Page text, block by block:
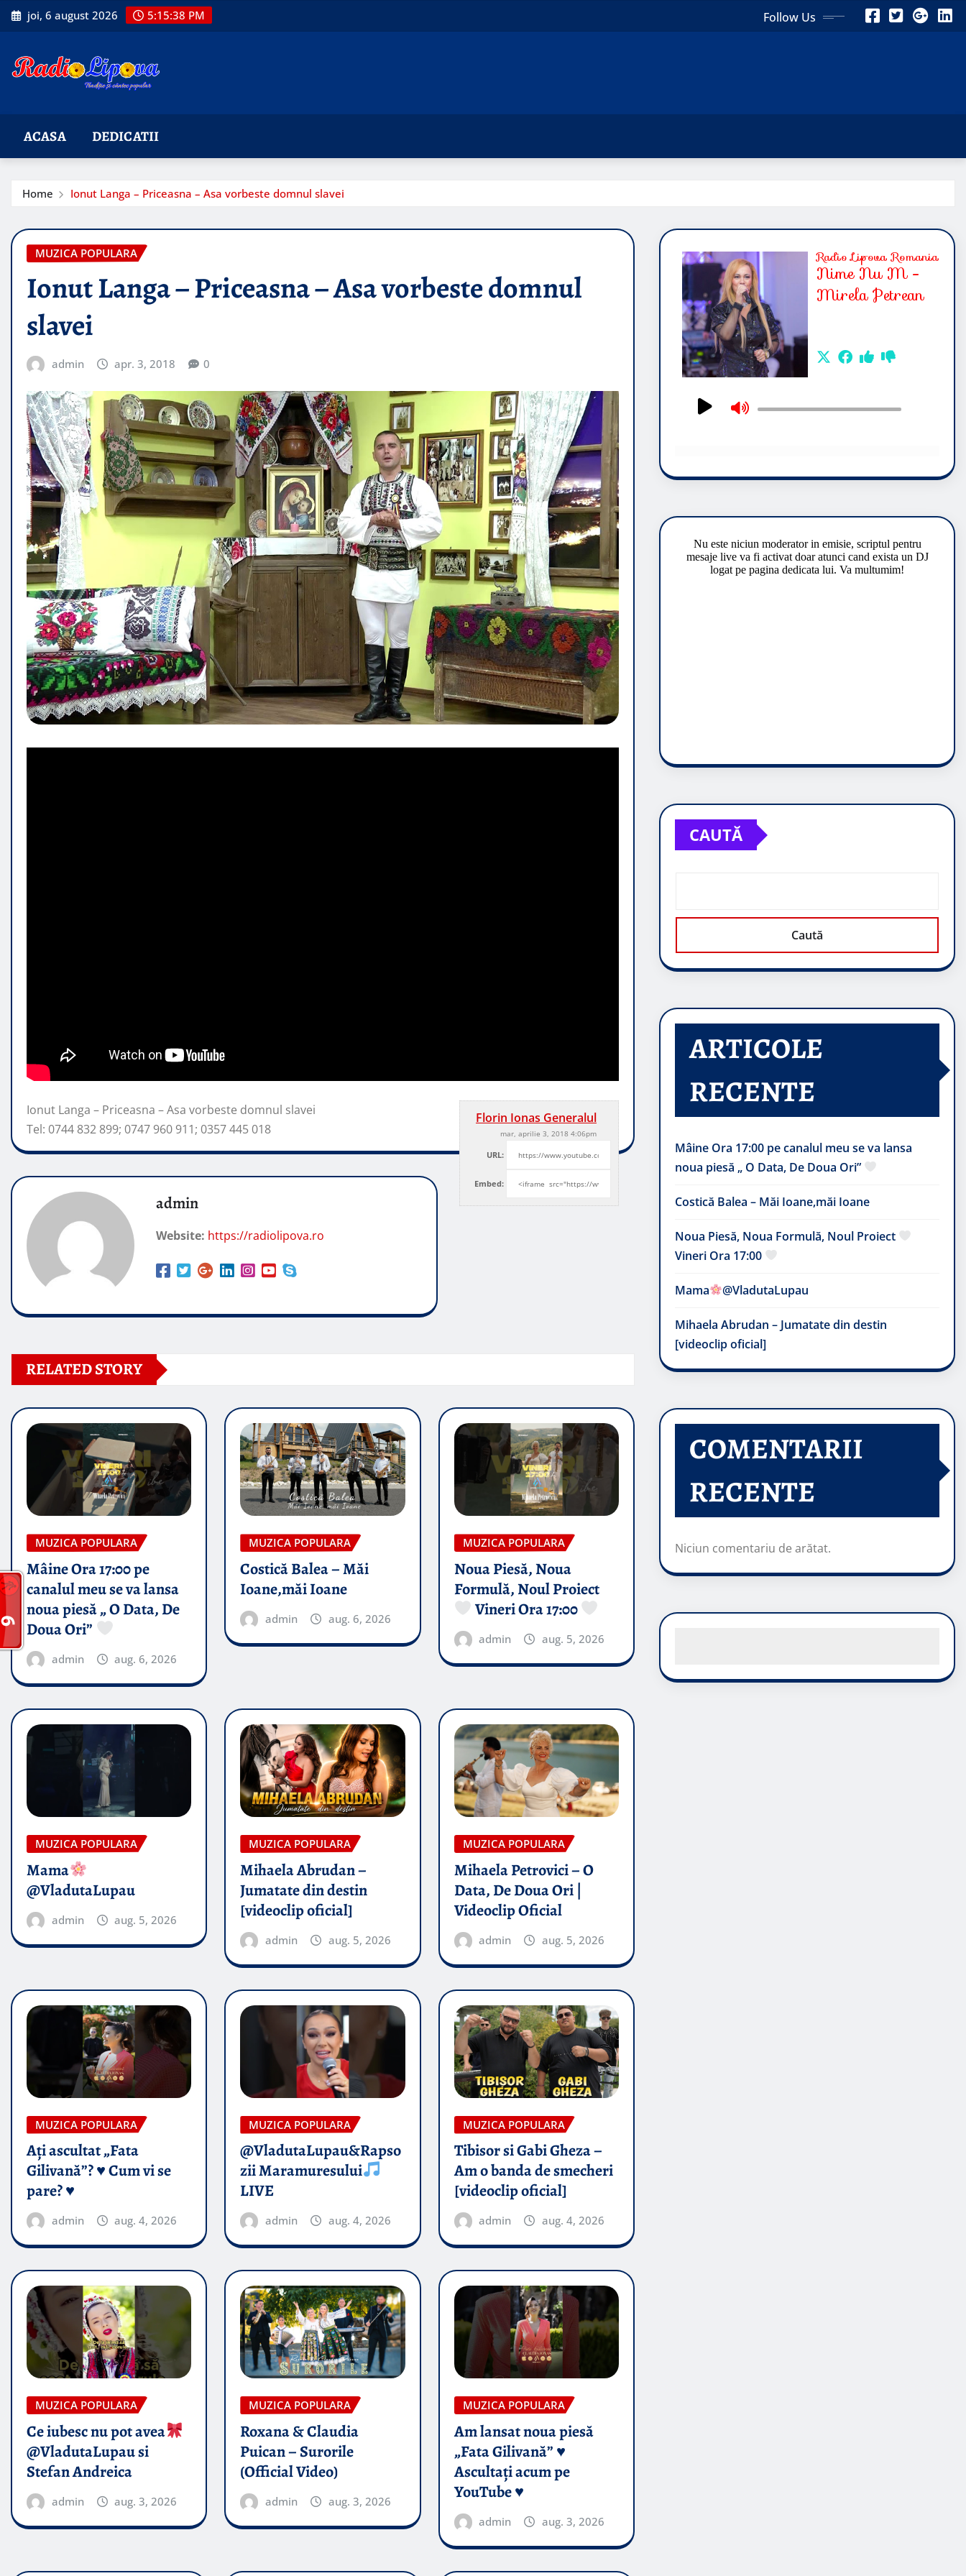
Skip
to
joi, 6 august 2026 5:15:39 PM Follow Us
ACASA DEDICATII
Home Ionut Langa – Priceasna – Asa vorbeste domnul slavei
MUZICA POPULARA
Ionut Langa – Priceasna – Asa vorbeste domnul
slavei
admin apr. 3, 2018 0
Florin Ionas Generalul
mar, aprilie 3, 2018 4:06pm
URL:
Embed:
Ionut Langa – Priceasna – Asa vorbeste domnul slavei
Tel: 0744 832 899; 0747 960 911; 0357 445 018
admin
Website: https://radiolipova.ro
RELATED STORY
MUZICA POPULARA
Mâine Ora 17:00 pe
canalul meu se va lansa
noua piesă „ O Data, De
Doua Ori”
admin aug. 6, 2026
MUZICA POPULARA
Costică Balea – Măi
Ioane,măi Ioane
admin aug. 6, 2026
MUZICA POPULARA
Noua Piesă, Noua
Formulă, Noul Proiect
Vineri Ora 17:00
admin aug. 5, 2026
MUZICA POPULARA
Mama
@VladutaLupau
admin aug. 5, 2026
MUZICA POPULARA
Mihaela Abrudan –
Jumatate din destin
[videoclip oficial]
admin aug. 5, 2026
MUZICA POPULARA
Mihaela Petrovici – O
Data, De Doua Ori |
Videoclip Oficial
admin aug. 5, 2026
MUZICA POPULARA
Ați ascultat „Fata
Gilivană”? ♥️ Cum vi se
pare? ♥️
admin aug. 4, 2026
MUZICA POPULARA
@VladutaLupau&Rapso
zii Maramuresului
LIVE
admin aug. 4, 2026
MUZICA POPULARA
Tibisor si Gabi Gheza –
Am o banda de smecheri
[videoclip oficial]
admin aug. 4, 2026
MUZICA POPULARA
Ce iubesc nu pot avea
@VladutaLupau si
Stefan Andreica
admin aug. 3, 2026
MUZICA POPULARA
Roxana & Claudia
Puican – Surorile
(Official Video)
admin aug. 3, 2026
MUZICA POPULARA
Am lansat noua piesă
„Fata Gilivană” ♥️
Ascultați acum pe
YouTube ♥️
admin aug. 3, 2026
CAUTĂ
Caută
ARTICOLE
RECENTE
Mâine Ora 17:00 pe canalul meu se va lansa
noua piesă „ O Data, De Doua Ori”
Costică Balea – Măi Ioane,măi Ioane
Noua Piesă, Noua Formulă, Noul Proiect
Vineri Ora 17:00
Mama @VladutaLupau
Mihaela Abrudan – Jumatate din destin
[videoclip oficial]
COMENTARII
RECENTE
Niciun comentariu de arătat.